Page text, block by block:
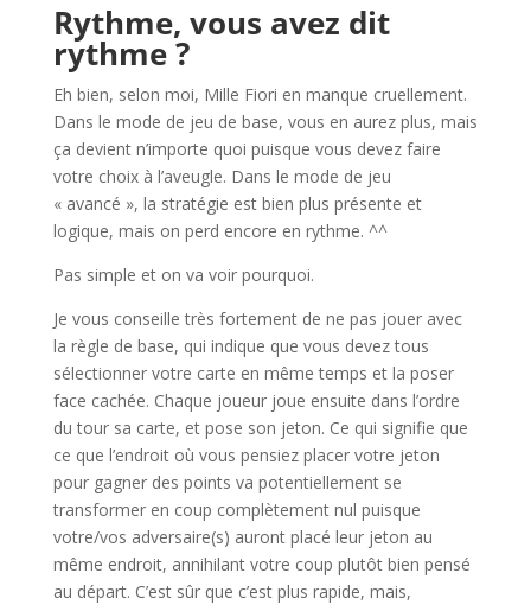
Rythme, vous avez dit
rythme ?
Eh bien, selon moi, Mille Fiori en manque cruellement.
Dans le mode de jeu de base, vous en aurez plus, mais
ça devient n’importe quoi puisque vous devez faire
votre choix à l’aveugle. Dans le mode de jeu
« avancé », la stratégie est bien plus présente et
logique, mais on perd encore en rythme. ^^
Pas simple et on va voir pourquoi.
Je vous conseille très fortement de ne pas jouer avec
la règle de base, qui indique que vous devez tous
sélectionner votre carte en même temps et la poser
face cachée. Chaque joueur joue ensuite dans l’ordre
du tour sa carte, et pose son jeton. Ce qui signifie que
ce que l’endroit où vous pensiez placer votre jeton
pour gagner des points va potentiellement se
transformer en coup complètement nul puisque
votre/vos adversaire(s) auront placé leur jeton au
même endroit, annihilant votre coup plutôt bien pensé
au départ. C’est sûr que c’est plus rapide, mais,